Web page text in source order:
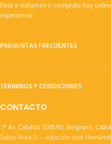
Pasá a visitarnos o compralo hoy
esperamos!
PREGUNTAS FRECUENTES
TERMINOS Y CONDICIONES
CONTACTO
📍 Av. Cabildo 1565/61, Belgrano, CABA
Subte línea D — estación José